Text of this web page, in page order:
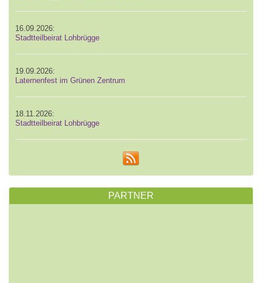
16.09.2026:
Stadtteilbeirat Lohbrügge
19.09.2026:
Laternenfest im Grünen Zentrum
18.11.2026:
Stadtteilbeirat Lohbrügge
PARTNER